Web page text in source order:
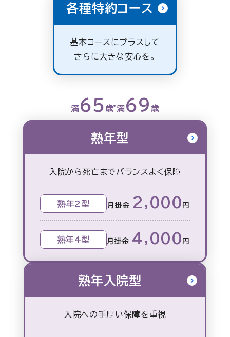
各種特約コース
基本コースにプラスして
さらに大きな安心を。
満65 歳 満69 歳
熟年型
入院から死亡までバランスよく保障
熟年2型 月掛金 2,000 円
熟年4型 月掛金 4,000 円
熟年入院型
入院への手厚い保障を重視